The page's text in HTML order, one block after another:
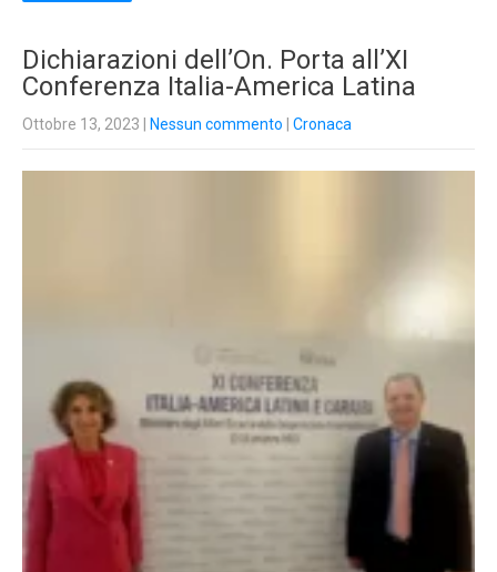
Dichiarazioni dell’On. Porta all’XI
Conferenza Italia-America Latina
Ottobre 13, 2023 Nessun commento Cronaca